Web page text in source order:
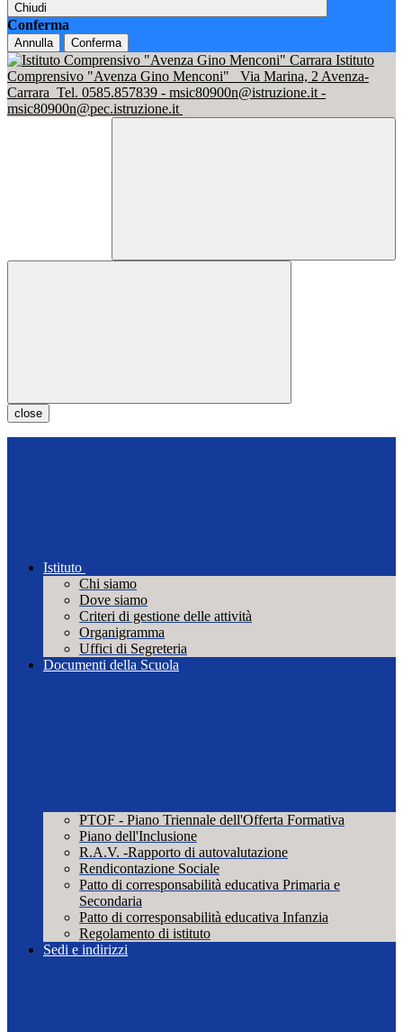
Chiudi
Conferma
Annulla Conferma
Istituto
Comprensivo "Avenza Gino Menconi"
Via Marina, 2 Avenza-
Carrara Tel. 0585.857839 - msic80900n@istruzione.it -
msic80900n@pec.istruzione.it
close
Istituto
Chi siamo
Dove siamo
Criteri di gestione delle attività
Organigramma
Uffici di Segreteria
Documenti della Scuola
PTOF - Piano Triennale dell'Offerta Formativa
Piano dell'Inclusione
R.A.V. -Rapporto di autovalutazione
Rendicontazione Sociale
Patto di corresponsabilità educativa Primaria e
Secondaria
Patto di corresponsabilità educativa Infanzia
Regolamento di istituto
Sedi e indirizzi